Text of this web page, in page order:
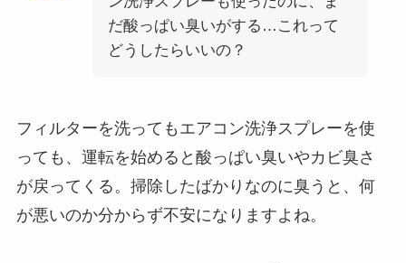
だ酸っぱい臭いがする…これって
どうしたらいいの？
フィルターを洗ってもエアコン洗浄スプレーを使
っても、運転を始めると酸っぱい臭いやカビ臭さ
が戻ってくる。掃除したばかりなのに臭うと、何
が悪いのか分からず不安になりますよね。